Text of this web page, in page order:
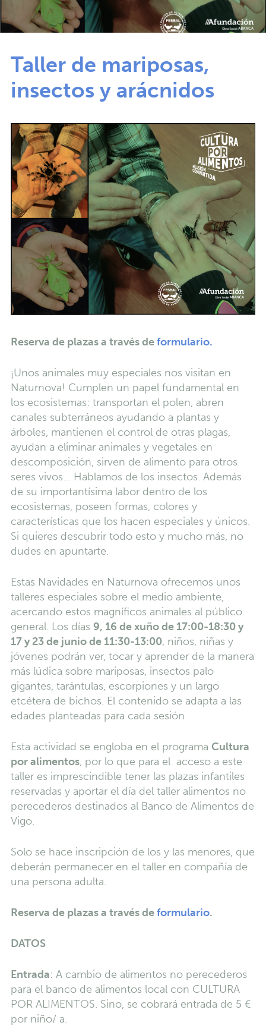
Taller de mariposas,
insectos y arácnidos
Reserva de plazas a través deformulario.
¡Unos animales muy especiales nos visitan en
Naturnova! Cumplen un papel fundamental en
los ecosistemas: transportan el polen, abren
canales subterráneos ayudando a plantas y
árboles, mantienen el control de otras plagas,
ayudan a eliminar animales y vegetales en
descomposición, sirven de alimento para otros
seres vivos… Hablamos de los insectos. Además
de su importantísima labor dentro de los
ecosistemas, poseen formas, colores y
características que los hacen especiales y únicos.
Si quieres descubrir todo esto y mucho más, no
dudes en apuntarte.
Estas Navidades en Naturnova ofrecemos unos
talleres especiales sobre el medio ambiente,
acercando estos magníficos animales al público
general. Los días 9, 16 de xuño de 17:00-18:30 y
17 y 23 de junio de 11:30-13:00, niños, niñas y
jóvenes podrán ver, tocar y aprender de la manera
más lúdica sobre mariposas, insectos palo
gigantes, tarántulas, escorpiones y un largo
etcétera de bichos. El contenido se adapta a las
edades planteadas para cada sesión
Esta actividad se engloba en el programa Cultura
por alimentos, por lo que para el acceso a este
taller es imprescindible tener las plazas infantiles
reservadas y aportar el día del taller alimentos no
perecederos destinados al Banco de Alimentos de
Vigo.
Solo se hace inscripción de los y las menores, que
deberán permanecer en el taller en compañía de
una persona adulta.
Reserva de plazas a través deformulario.
DATOS
Entrada: A cambio de alimentos no perecederos
para el banco de alimentos local con CULTURA
POR ALIMENTOS. Sino, se cobrará entrada de 5 €
por niño/ a.